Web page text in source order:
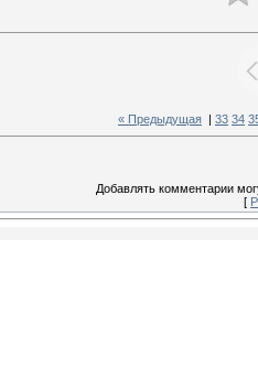
« Предыдущая 33 34
Добавлять комментарии
[